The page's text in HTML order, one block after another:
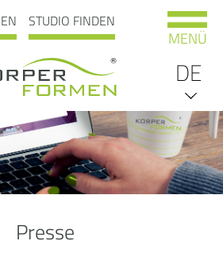
STUDIO FINDEN
DE
EN
MENÜ
Presse